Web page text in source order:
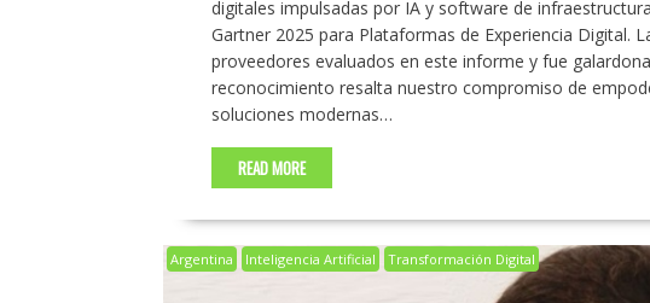
digitales impulsadas por IA y software de
Gartner 2025 para Plataformas de Experiencia Digital.
proveedores evaluados en este informe y fue
reconocimiento resalta nuestro compromiso de
soluciones modernas…
READ MORE
Argentina Inteligencia Artificial Transformación Digital